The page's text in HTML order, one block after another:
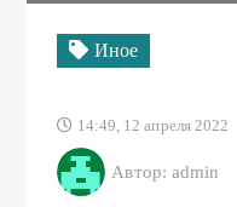
Иное
14:49, 12 апреля 2022
Автор: admin